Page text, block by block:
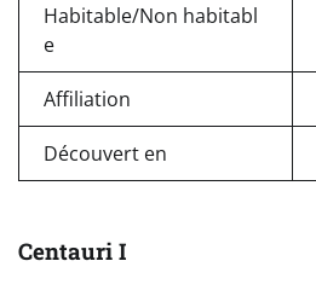
Habitable/Non habitabl
e
Affiliation
Découvert en
Centauri I